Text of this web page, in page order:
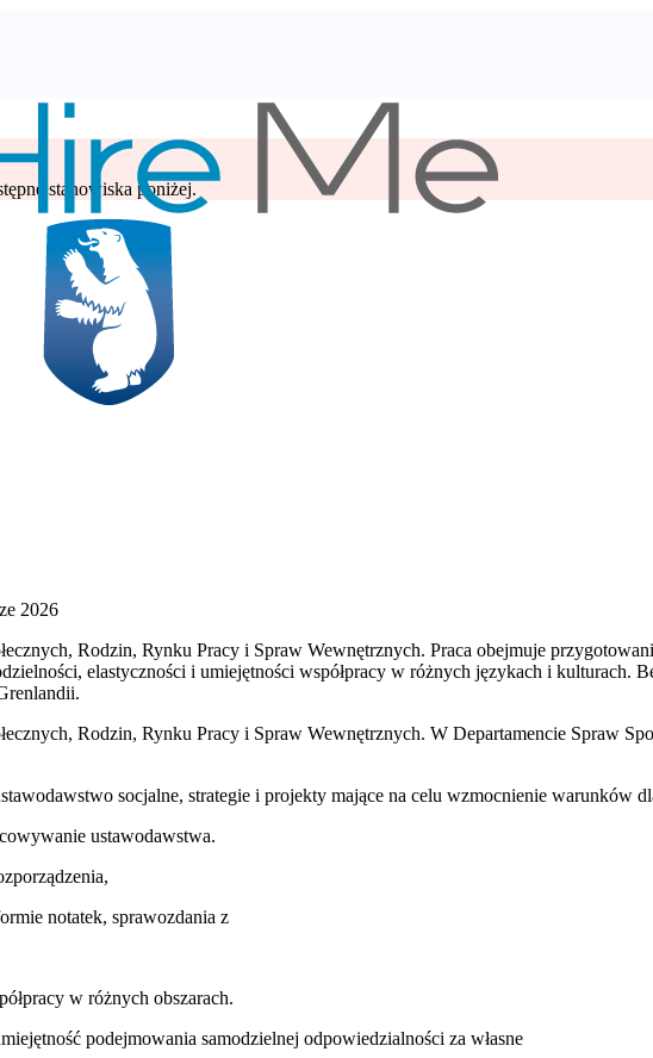
stanowiska poniżej.
2026
Rodzin, Rynku Pracy i Spraw Wewnętrznych. Praca obejmuje
elastyczności i umiejętności współpracy w różnych językach i kulturach.
Rodzin, Rynku Pracy i Spraw Wewnętrznych. W Departamencie Spraw
socjalne, strategie i projekty mające na celu wzmocnienie warunków
ustawodawstwa.
notatek, sprawozdania z
w różnych obszarach.
podejmowania samodzielnej odpowiedzialności za własne